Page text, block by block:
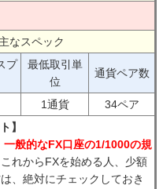
なスペック
プ
最低取引単
位
通貨ペア数
1通貨
34ペア
】
一般的なFX口座の1/1000の規
れからFXを始める人、少額
、絶対にチェックしておき